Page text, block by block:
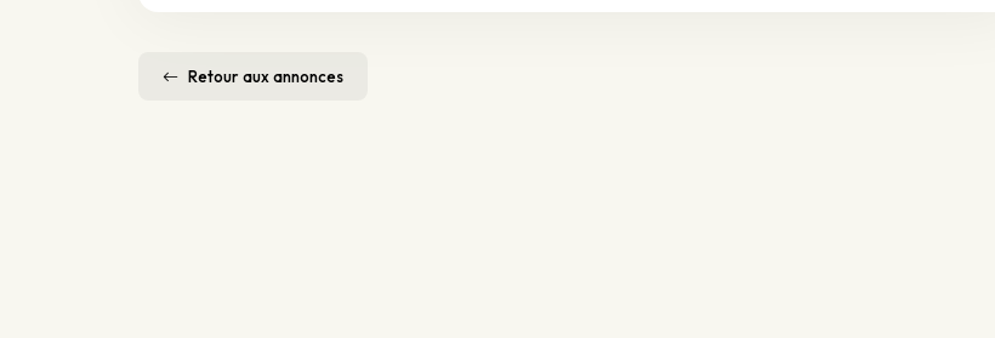
Retour aux annonces